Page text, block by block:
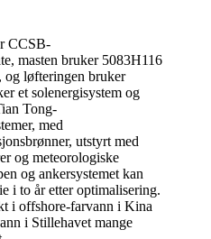
CCSB-
masten bruker 5083H116
og løfteringen bruker
et solenergisystem og
Tong-
med
utstyrt med
og meteorologiske
og ankersystemet kan
i to år etter optimalisering.
i offshore-farvann i Kina
i Stillehavet mange